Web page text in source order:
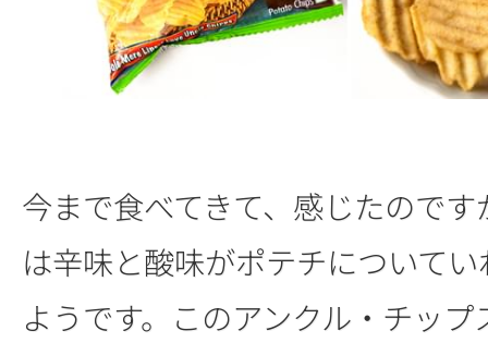
今まで食べてきて、感じたので
は辛味と酸味がポテチについて
ようです。このアンクル・チッ